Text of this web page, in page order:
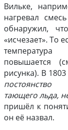
Вильке,
нагревал
обнаружил,
«исчезает». То
повышается
рисунка). В
тающего льда,
пришёл к
он её назвал.